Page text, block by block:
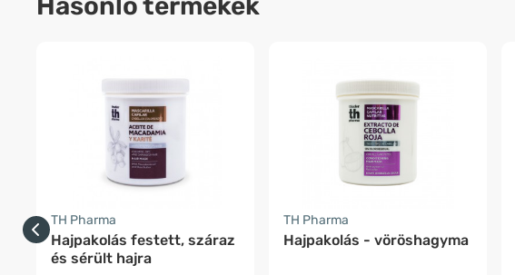
TH Pharma
Hajpakolás festett, száraz
és sérült hajra
TH Pharma
Hajpakolás - vöröshagyma